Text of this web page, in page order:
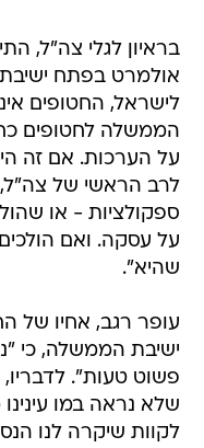
בראיון לגלי צה"ל,
אולמרט בפתח
לישראל, החטופים
הממשלה לחטופים
על הערכות. אם זה
לרב הראשי של צה"ל,
ספקולציות - או
על עסקה. ואם
שהיא".
עופר רגב, אחיו של
ישיבת הממשלה, כי
פשוט טעות".
שלא נראה במו
לקוות שיקרה לנו